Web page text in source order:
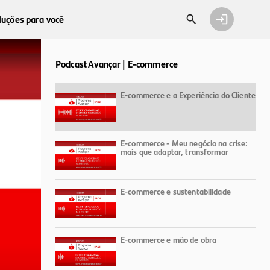
para você
Podcast Avançar | E-commerce
E-commerce e a Experiência do Cliente
E-commerce - Meu negócio na crise:
mais que adaptar, transformar
E-commerce e sustentabilidade
E-commerce e mão de obra